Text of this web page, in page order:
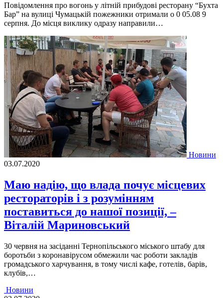
Повідомлення про вогонь у літній прибудові ресторану “Бухта
Бар” на вулиці Чумацькій пожежники отримали о 0 05.08 9
серпня. До місця виклику одразу направили…
Новини
03.07.2020
Маю надію, що влада почує місцевих
рестораторів і з розумінням
поставиться до нашої позиції, –
Віталій Мариновський
30 червня на засіданні Тернопільського міського штабу для
боротьби з коронавірусом обмежили час роботи закладів
громадського харчування, в тому числі кафе, готелів, барів,
клубів,…
Новини